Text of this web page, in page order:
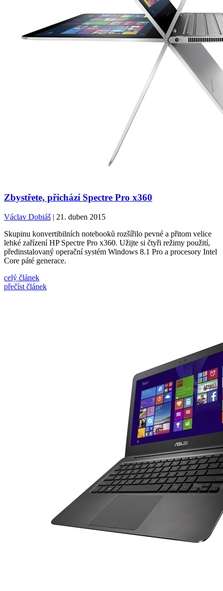
Zbystřete, přichází Spectre Pro x360
Václav Dobiáš | 21. duben 2015
Skupinu konvertibilních notebooků rozšířilo pevné a přitom velice
lehké zařízení HP Spectre Pro x360. Užijte si čtyři režimy použití,
předinstalovaný operační systém Windows 8.1 Pro a procesory Intel
Core páté generace.
celý článek
přečíst článek